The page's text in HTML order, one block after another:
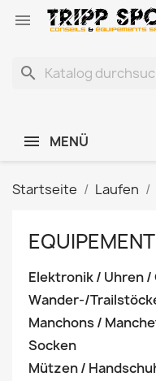

search
MENÜ
Startseite Laufen
Elektronik / Uhren /
Wander-/
Manchons /
Socken
Mützen /